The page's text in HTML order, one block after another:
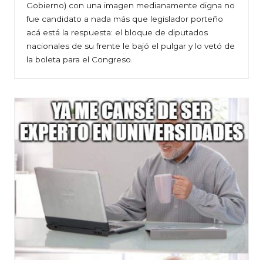
Gobierno) con una imagen medianamente digna no
fue candidato a nada más que legislador porteño
acá está la respuesta: el bloque de diputados
nacionales de su frente le bajó el pulgar y lo vetó de
la boleta para el Congreso.